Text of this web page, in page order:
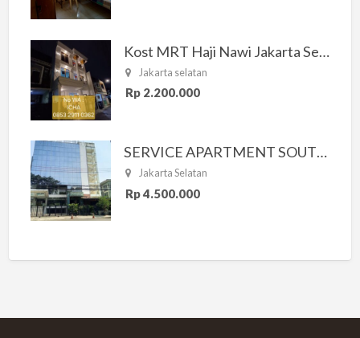
Kost MRT Haji Nawi Jakarta Selatan
Jakarta selatan
Rp 2.200.000
SERVICE APARTMENT SOUTH RESIDENCE
Jakarta Selatan
Rp 4.500.000